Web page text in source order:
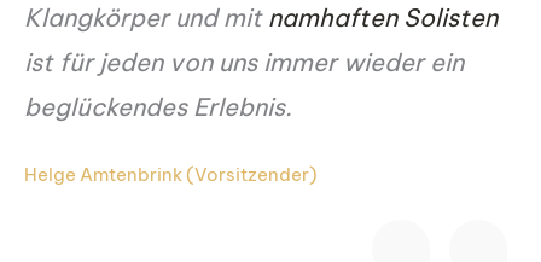
Klangkörper und mit namhaften Solisten
ist für jeden von uns immer wieder ein
beglückendes Erlebnis.
Helge Amtenbrink (Vorsitzender)